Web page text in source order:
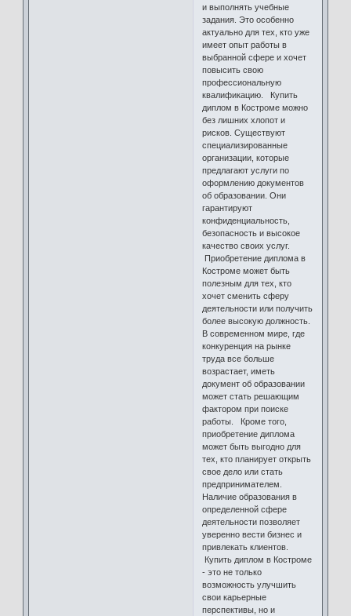
и выполнять учебные
задания. Это особенно
актуально для тех, кто уже
имеет опыт работы в
выбранной сфере и хочет
повысить свою
профессиональную
квалификацию. Купить
диплом в Костроме можно
без лишних хлопот и
рисков. Существуют
специализированные
организации, которые
предлагают услуги по
оформлению документов
об образовании. Они
гарантируют
конфиденциальность,
безопасность и высокое
качество своих услуг.
Приобретение диплома в
Костроме может быть
полезным для тех, кто
хочет сменить сферу
деятельности или получить
более высокую должность.
В современном мире, где
конкуренция на рынке
труда все больше
возрастает, иметь
документ об образовании
может стать решающим
фактором при поиске
работы. Кроме того,
приобретение диплома
может быть выгодно для
тех, кто планирует открыть
свое дело или стать
предпринимателем.
Наличие образования в
определенной сфере
деятельности позволяет
уверенно вести бизнес и
привлекать клиентов.
Купить диплом в Костроме
- это не только
возможность улучшить
свои карьерные
перспективы, но и